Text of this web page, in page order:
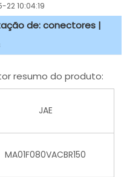
22 10:04:19
de: conectores |
resumo do produto:
JAE
MA01F080VACBR150